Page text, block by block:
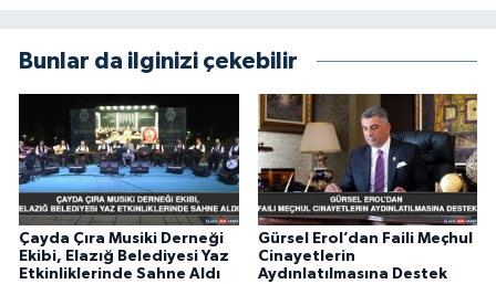
Bunlar da ilginizi çekebilir
Çayda Çıra Musiki Derneği
Ekibi, Elazığ Belediyesi Yaz
Etkinliklerinde Sahne Aldı
Gürsel Erol’dan Faili Meçhul
Cinayetlerin
Aydınlatılmasına Destek